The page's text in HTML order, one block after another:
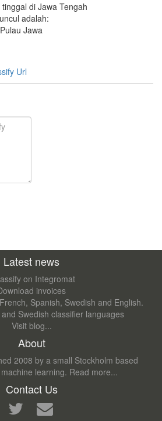
di Jawa Tengah
adalah:
Jawa
Url
Latest news
on Integromat
invoices
Spanish, Swedish and English.
Swedish classifier languages
Visit blog...
About
2008 by a small Stockholm based
learning. Read more...
Contact Us